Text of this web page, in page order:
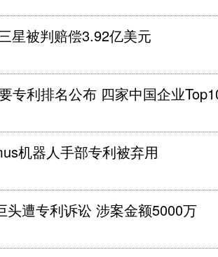
星被判赔偿3.92亿美元
专利排名公布 四家中国企业
机器人手部专利被弃用
头遭专利诉讼 涉案金额5000万